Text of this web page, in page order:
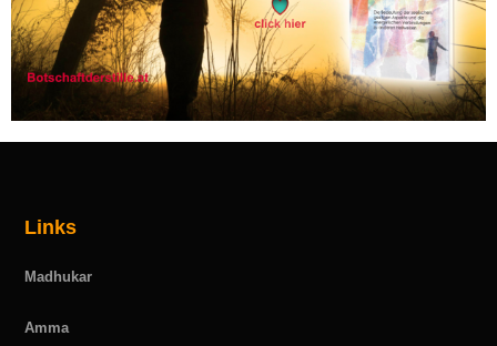
Links
Madhukar
Amma